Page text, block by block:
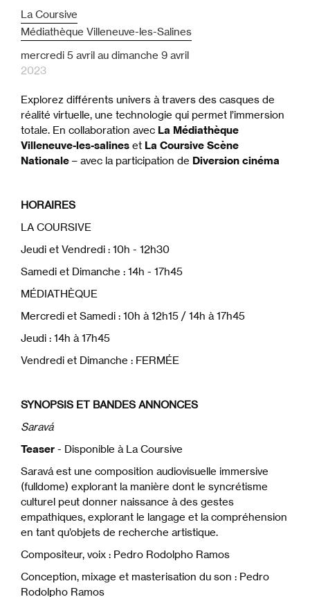
La Coursive
Médiathèque Villeneuve-les-Salines
mercredi 5 avril au dimanche 9 avril
2023
Explorez différents univers à travers des casques de
réalité virtuelle, une technologie qui permet l’immersion
totale. En collaboration avec La Médiathèque
Villeneuve-les-salines et La Coursive Scène
Nationale – avec la participation de Diversion cinéma
HORAIRES
LA COURSIVE
Jeudi et Vendredi : 10h - 12h30
Samedi et Dimanche : 14h - 17h45
MÉDIATHÈQUE
Mercredi et Samedi : 10h à 12h15 / 14h à 17h45
Jeudi : 14h à 17h45
Vendredi et Dimanche : FERMÉE
SYNOPSIS ET BANDES ANNONCES
Saravá
Teaser - Disponible à La Coursive
Saravá est une composition audiovisuelle immersive
(fulldome) explorant la manière dont le syncrétisme
culturel peut donner naissance à des gestes
empathiques, explorant le langage et la compréhension
en tant qu’objets de recherche artistique.
Compositeur, voix : Pedro Rodolpho Ramos
Conception, mixage et masterisation du son : Pedro
Rodolpho Ramos